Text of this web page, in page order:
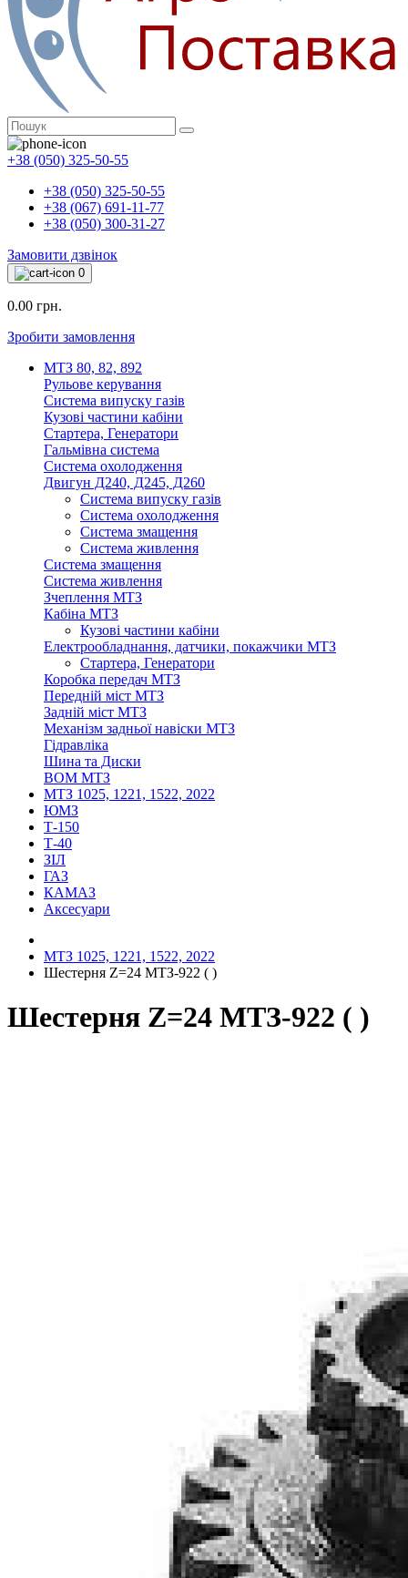
+38 (050) 325-50-55
+38 (050) 325-50-55
+38 (067) 691-11-77
+38 (050) 300-31-27
Замовити дзвінок
0
0.00 грн.
Зробити замовлення
МТЗ 80, 82, 892
Рульове керування
Система випуску газів
Кузові частини кабіни
Стартера, Генератори
Гальмівна система
Система охолодження
Двигун Д240, Д245, Д260
Система випуску газів
Система охолодження
Система змащення
Система живлення
Система змащення
Система живлення
Зчеплення МТЗ
Кабіна МТЗ
Кузові частини кабіни
Електрообладнання, датчики, покажчики МТЗ
Стартера, Генератори
Коробка передач МТЗ
Передній міст МТЗ
Задній міст МТЗ
Механізм задньої навіски МТЗ
Гідравліка
Шина та Диски
ВОМ МТЗ
МТЗ 1025, 1221, 1522, 2022
ЮМЗ
Т-150
Т-40
ЗІЛ
ГАЗ
КАМАЗ
Аксесуари
МТЗ 1025, 1221, 1522, 2022
Шестерня Z=24 МТЗ-922 ( )
Шестерня Z=24 МТЗ-922 ( )